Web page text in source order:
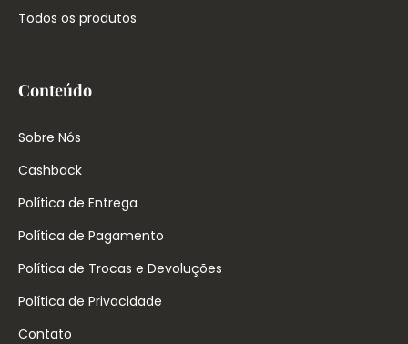
Todos os produtos
Conteúdo
Sobre Nós
Cashback
Política de Entrega
Política de Pagamento
Política de Trocas e Devoluções
Política de Privacidade
Contato